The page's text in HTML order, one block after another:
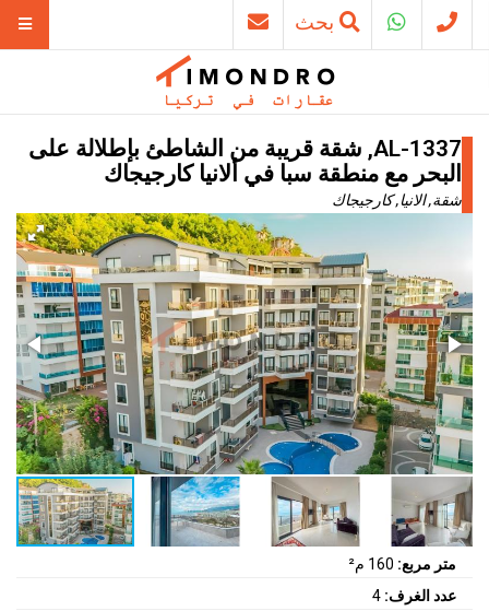
بحث
AL-1337, شقة قريبة من الشاطئ بإطلالة على
البحر مع منطقة سبا في ألانيا كارجيجاك
شقة, الانيا, كارجيجاك
متر مربع: 160 م²
عدد الغرف: 4